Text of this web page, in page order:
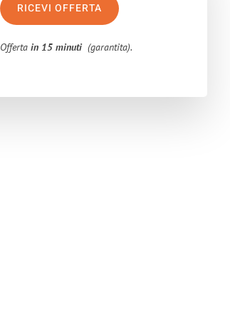
RICEVI OFFERTA
Offertain 15 minuti (garantita).